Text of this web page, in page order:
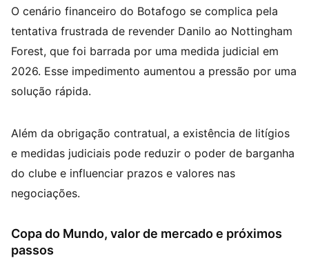
O cenário financeiro do Botafogo se complica pela
tentativa frustrada de revender Danilo ao Nottingham
Forest, que foi barrada por uma medida judicial em
2026. Esse impedimento aumentou a pressão por uma
solução rápida.
Além da obrigação contratual, a existência de litígios
e medidas judiciais pode reduzir o poder de barganha
do clube e influenciar prazos e valores nas
negociações.
Copa do Mundo, valor de mercado e próximos
passos